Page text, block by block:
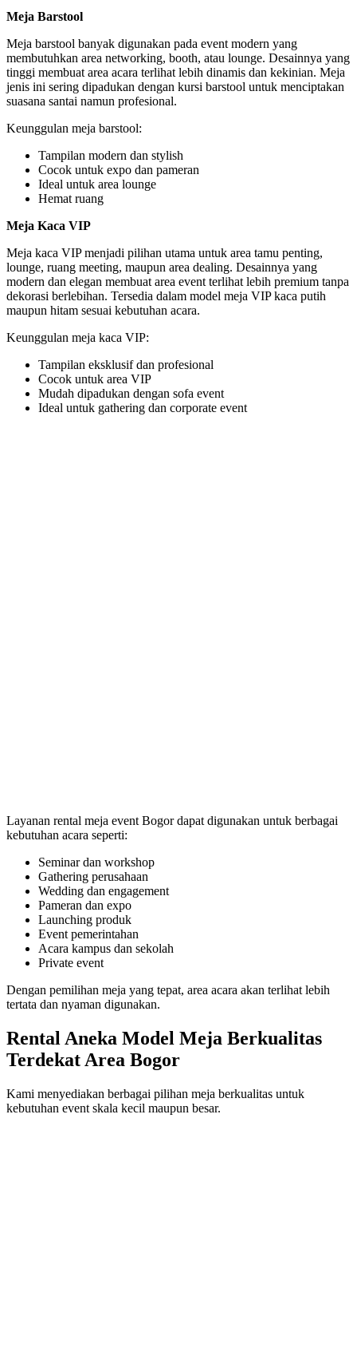
Meja Barstool
Meja barstool banyak digunakan pada event modern yang
membutuhkan area networking, booth, atau lounge. Desainnya yang
tinggi membuat area acara terlihat lebih dinamis dan kekinian. Meja
jenis ini sering dipadukan dengan kursi barstool untuk menciptakan
suasana santai namun profesional.
Keunggulan meja barstool:
Tampilan modern dan stylish
Cocok untuk expo dan pameran
Ideal untuk area lounge
Hemat ruang
Meja Kaca VIP
Meja kaca VIP menjadi pilihan utama untuk area tamu penting,
lounge, ruang meeting, maupun area dealing. Desainnya yang
modern dan elegan membuat area event terlihat lebih premium tanpa
dekorasi berlebihan. Tersedia dalam model meja VIP kaca putih
maupun hitam sesuai kebutuhan acara.
Keunggulan meja kaca VIP:
Tampilan eksklusif dan profesional
Cocok untuk area VIP
Mudah dipadukan dengan sofa event
Ideal untuk gathering dan corporate event
Layanan rental meja event Bogor dapat digunakan untuk berbagai
kebutuhan acara seperti:
Seminar dan workshop
Gathering perusahaan
Wedding dan engagement
Pameran dan expo
Launching produk
Event pemerintahan
Acara kampus dan sekolah
Private event
Dengan pemilihan meja yang tepat, area acara akan terlihat lebih
tertata dan nyaman digunakan.
Rental Aneka Model Meja Berkualitas
Terdekat Area Bogor
Kami menyediakan berbagai pilihan meja berkualitas untuk
kebutuhan event skala kecil maupun besar.